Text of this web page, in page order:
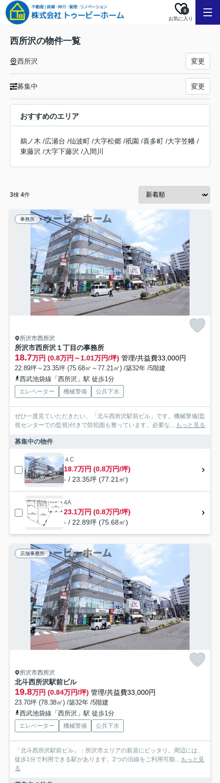
お気に入り
0
西所沢の物件一覧
西所沢 変更
募集中 変更
おすすめのエリア
鵜ノ木 /広瀬台 /仙波町 /大字松郷 /祇園 /喜多町 /大字笠幡 /
東藤沢 /大字下藤沢 /入間川
3棟 4件
事務所
所沢市西所沢
所沢市西所沢１丁目の事務所
18.7万円 (0.8万円～1.01万円/坪) 管理/共益費33,000円
22.89坪～23.35坪 (75.68㎡～77.21㎡) /築32年 /5階建
西武池袋線「西所沢」駅 徒歩1分
エレベーター 機械警備 公共下水
ぜひ一度見ていただきたい、「北斗西所沢駅前ビル」です。機械警備(監
視センターでの監視)付きで防犯面も整っています。必要な... もっと見る
募集中の物件
４C
18.7万円 (0.8万円/坪)
- / 23.35坪 (77.21㎡)
4A
23.1万円 (0.8万円/坪)
- / 22.89坪 (75.68㎡)
店舗事務所
所沢市西所沢
北斗西所沢駅前ビル
19.8万円 (0.84万円/坪) 管理/共益費33,000円
23.70坪 (78.38㎡) /築32年 /5階建
西武池袋線「西所沢」駅 徒歩1分
エレベーター 機械警備 公共下水
「北斗西所沢駅前ビル」：所沢市エリアの新居にピッタリ。周辺には、
徒歩1分で利用できる駅があります。2つの沿線をご利用可能... もっと見
る